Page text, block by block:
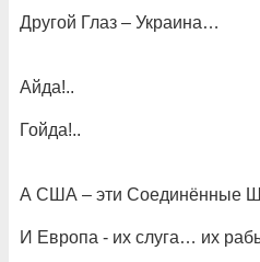
Другой Глаз – Украина…
Айда!..
Гойда!..
А США – эти Соединённые
И Европа - их слуга… их